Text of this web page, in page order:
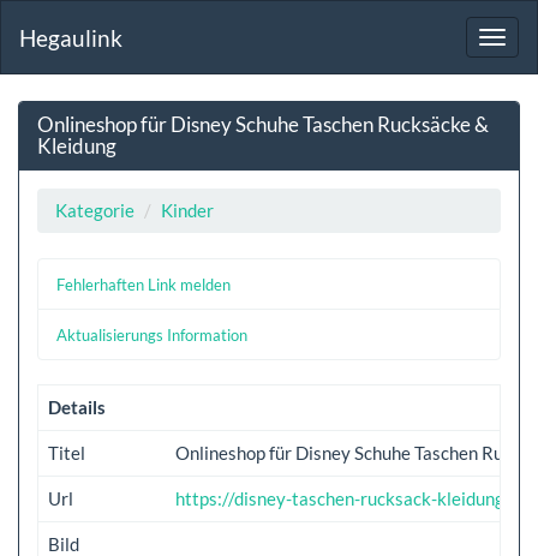
Hegaulink
Onlineshop für Disney Schuhe Taschen Rucksäcke &
Kleidung
Kategorie Kinder
Fehlerhaften Link melden
Aktualisierungs Information
Details
Titel Onlineshop für Disney Schuhe Taschen
Url https://disney-taschen-rucksack-kleidung.de
Bild